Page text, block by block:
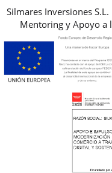
Silmares Inversiones
Mentoring y Apoyo a